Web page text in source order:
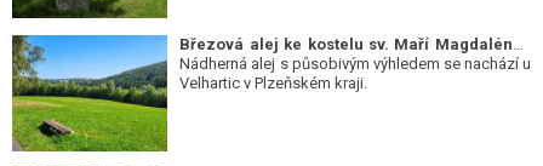
Nádherná alej s působivým výhledem se nachází u
Velhartic v Plzeňském kraji.